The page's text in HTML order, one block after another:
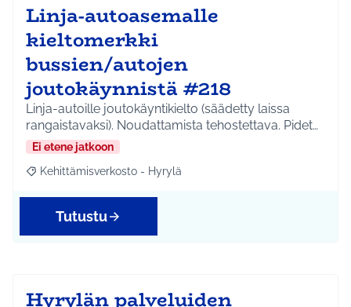
Linja-autoasemalle
kieltomerkki
bussien/autojen
joutokäynnistä #218
Linja-autoille joutokäyntikielto (säädetty laissa
rangaistavaksi). Noudattamista tehostettava. Pidet…
Ei etene jatkoon
Rajaa tulokset aihepiirin mukaan: Kehittämisverkosto - Hyrylä
Kehittämisverkosto - Hyrylä
Tutustu
Hyrylän palveluiden